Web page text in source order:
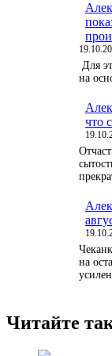
Для
на
что
на
Читайте